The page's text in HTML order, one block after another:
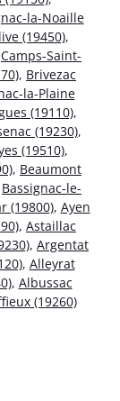
la-Noaille
(19450),
Camps-Saint-
, Brivezac
la-Plaine
(19110),
(19230),
(19510),
, Beaumont
Bassignac-le-
(19800), Ayen
, Astaillac
, Argentat
, Alleyrat
, Albussac
(19260)